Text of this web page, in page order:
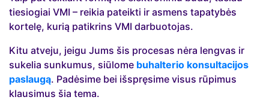
tiesiogiai VMI – reikia pateikti ir asmens tapatybės
kortelę, kurią patikrins VMI darbuotojas.
Kitu atveju, jeigu Jums šis procesas nėra lengvas ir
sukelia sunkumus, siūlome buhalterio konsultacijos
paslaugą. Padėsime bei išspręsime visus rūpimus
klausimus šia tema.